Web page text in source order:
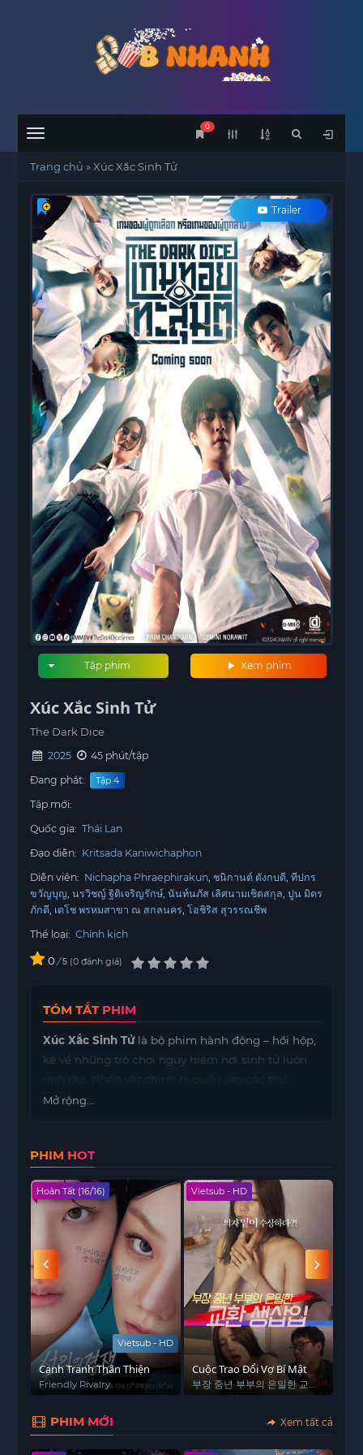
Menu
0
Trang chủ »Xúc Xắc Sinh Tử
Trailer
Xem phim
Tập phim
Xúc Xắc Sinh Tử
The Dark Dice
2025
45 phút/tập
Đang phát:
Tập 4
Tập mới:
Quốc gia: Thái Lan
Đạo diễn: Kritsada Kaniwichaphon
Diễn viên: Nichapha Phraephirakun ชนิกานต์ ตังกบดี ทีปกร
ขวัญบุญ นรวิชญ์ ฐิติเจริญรักษ์ นันท์นภัส เลิศนามเชิดสกุล ปูน มิตร
ภักดี เตโช พรหมสาขา ณ สกลนคร โอชิริส สุวรรณชีพ
Thể loại: Chính kịch
0 / 5 0 đánh giá
TÓM TẮT PHIM
Xúc Xắc Sinh Tửlà bộ phim hành động – hồi hộp,
kể về những trò chơi nguy hiểm nơi sinh tử luôn
thách đầy rủi ro, nơi mỗi quyết định có thể dẫn
tình huống cực kỳ nguy hiểm.
Phim nổi bật với các cảnh hành động căng thẳng,
thử thách nghẹt thở và những màn đấu trí đầy
kịch tính. Bên cạnh yếu tố sinh tử – hành động,
phim còn khai thác tâm lý nhân vật, lòng can
đảm và sự dũng cảm trước nghịch cảnh, mang
đến trải nghiệm hồi hộp và lôi cuốn cho khán giả.
Bạn có thể xem trọn bộ Xúc Xắc Sinh TửVietsub
Full HD tại
xem phim Xúc Xắc Sinh Tử trên
subnhanhđể theo dõi những thử thách sinh tử và
pha hành động nghẹt thở.
Mở rộng...
PHIM HOT
Vietsub - HD
Hoàn Tất (16/16)
Cạnh Tranh Thân Thiện
Friendly Rivalry
Vietsub - HD
Cuộc Trao Đổi Vợ Bí Mật
부장 중년 부부의 은밀한 교환
생삽입
PHIM MỚI Xem tất cả